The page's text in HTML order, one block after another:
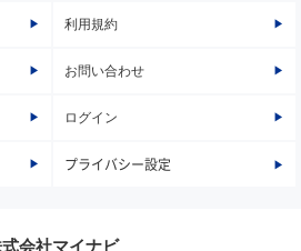
利用規約
お問い合わせ
ログイン
プライバシー設定
会社マイナビ